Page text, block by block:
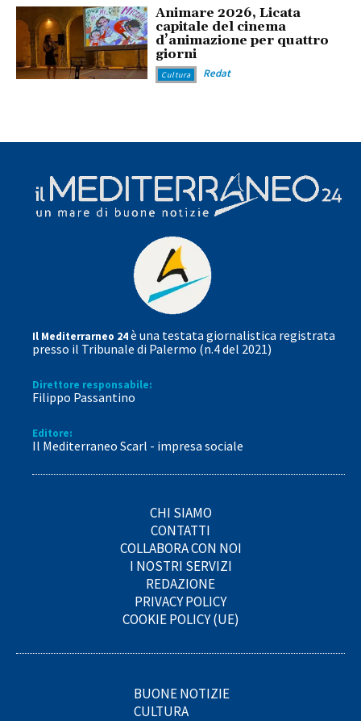
Animare 2026, Licata
capitale del cinema
d’animazione per quattro
giorni
Cultura Redat
Il Mediterrarneo 24è una testata giornalistica registrata
presso il Tribunale di Palermo (n.4 del 2021)
Direttore responsabile:
Filippo Passantino
Editore:
Il Mediterraneo Scarl - impresa sociale
CHI SIAMO
CONTATTI
COLLABORA CON NOI
I NOSTRI SERVIZI
REDAZIONE
PRIVACY POLICY
COOKIE POLICY (UE)
BUONE NOTIZIE
CULTURA